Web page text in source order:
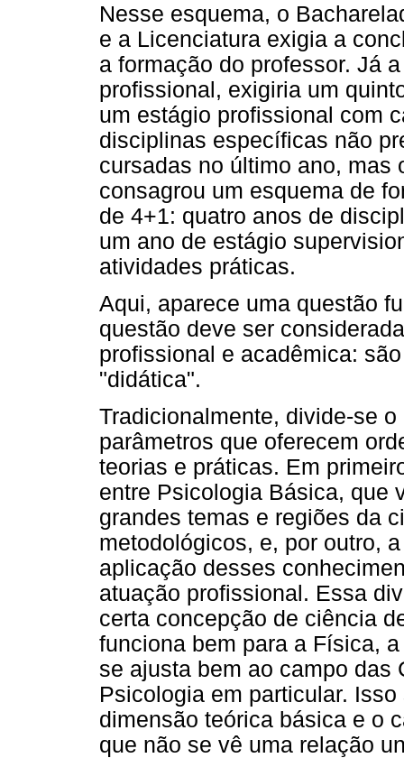
Nesse esquema, o
e a Licenciatura exigia a
a formação do professor. Já
profissional, exigiria um
um estágio profissional com
disciplinas específicas não
cursadas no último ano, mas
consagrou um esquema de
de 4+1: quatro anos de
um ano de estágio
atividades práticas.
Aqui, aparece uma questão
questão deve ser
profissional e acadêmica:
"didática".
Tradicionalmente, divide-se
parâmetros que oferecem
teorias e práticas. Em
entre Psicologia Básica, que
grandes temas e regiões da
metodológicos, e, por outro,
aplicação desses
atuação profissional. Essa
certa concepção de ciência
funciona bem para a Física,
se ajusta bem ao campo das
Psicologia em particular.
dimensão teórica básica e o
que não se vê uma relação